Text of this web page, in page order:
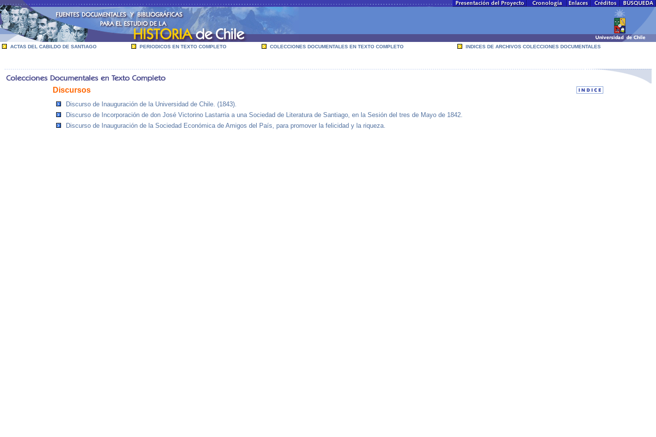
ACTAS DEL CABILDO DE SANTIAGO PERIODICOS EN TEXTO COMPLETO COLECCIONES DOCUMENTALES EN TEXTO COMPLETO INDICES DE ARCHIVOS COLECCIONES DOCUMENTALES
Discursos
Discurso de Inauguración de la Universidad de Chile. (1843).
Discurso de Incorporación de don José Victorino Lastarria a una Sociedad de Literatura de Santiago, en la Sesión del tres de Mayo de 1842.
Discurso de Inauguración de la Sociedad Económica de Amigos del País, para promover la felicidad y la riqueza.